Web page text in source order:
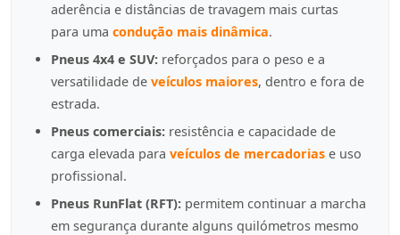
aderência e distâncias de travagem mais curtas
para uma condução mais dinâmica.
Pneus 4x4 e SUV: reforçados para o peso e a
versatilidade de veículos maiores, dentro e fora de
estrada.
Pneus comerciais: resistência e capacidade de
carga elevada para veículos de mercadorias e uso
profissional.
Pneus RunFlat (RFT): permitem continuar a marcha
em segurança durante alguns quilómetros mesmo